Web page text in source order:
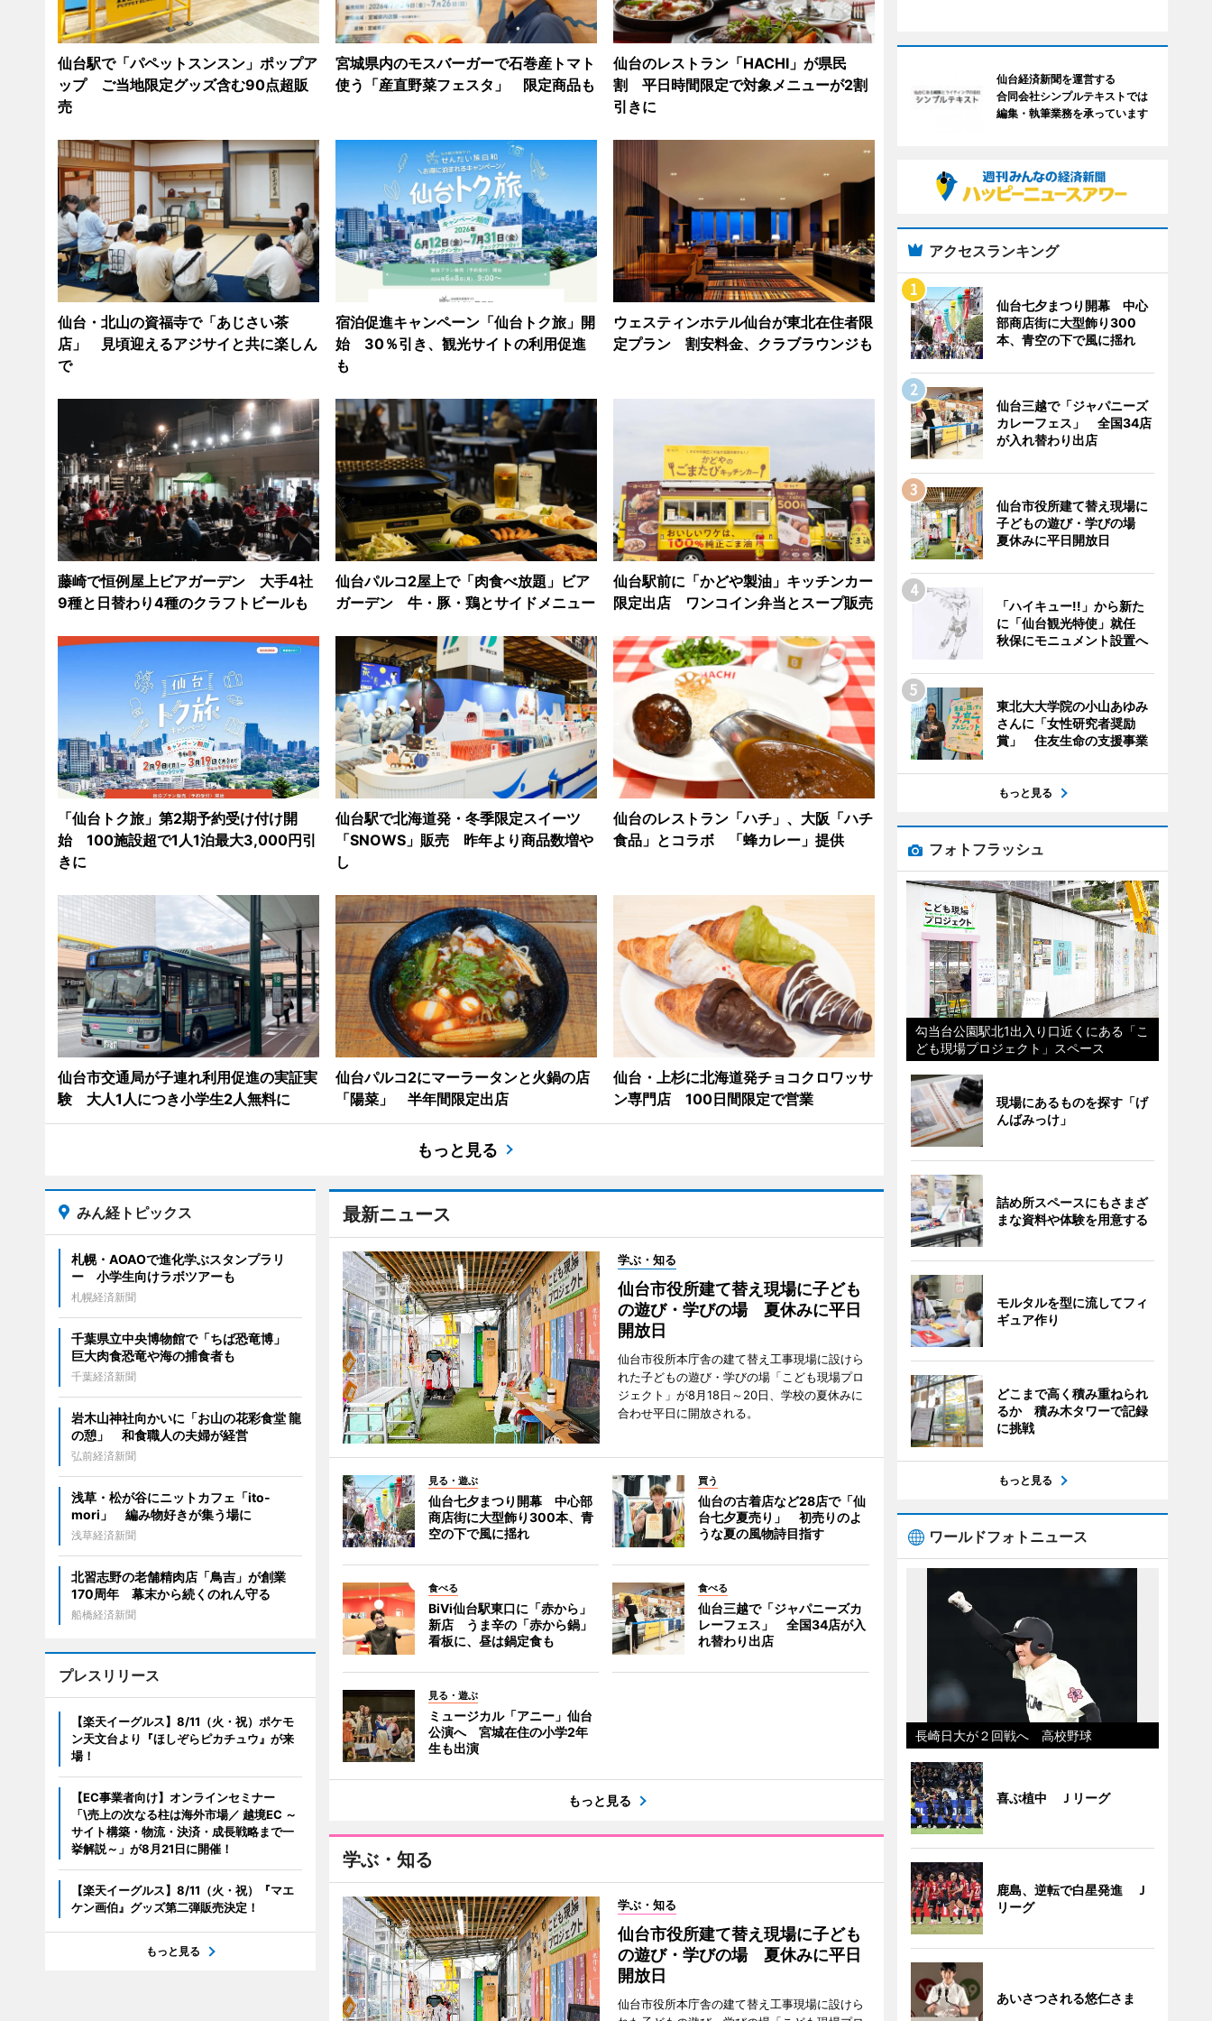
仙台駅で「パペットスンスン」ポップア
ップ ご当地限定グッズ含む90点超販
売
宮城県内のモスバーガーで石巻産トマト
使う「産直野菜フェスタ」 限定商品も
仙台のレストラン「HACHI」が県民
割 平日時間限定で対象メニューが2割
引きに
仙台・北山の資福寺で「あじさい茶
店」 見頃迎えるアジサイと共に楽しん
で
宿泊促進キャンペーン「仙台トク旅」開
始 30％引き、観光サイトの利用促進
も
ウェスティンホテル仙台が東北在住者限
定プラン 割安料金、クラブラウンジも
藤崎で恒例屋上ビアガーデン 大手4社
9種と日替わり4種のクラフトビールも
仙台パルコ2屋上で「肉食べ放題」ビア
ガーデン 牛・豚・鶏とサイドメニュー
仙台駅前に「かどや製油」キッチンカー
限定出店 ワンコイン弁当とスープ販売
「仙台トク旅」第2期予約受け付け開
始 100施設超で1人1泊最大3,000円引
きに
仙台駅で北海道発・冬季限定スイーツ
「SNOWS」販売 昨年より商品数増や
し
仙台のレストラン「ハチ」、大阪「ハチ
食品」とコラボ 「蜂カレー」提供
仙台市交通局が子連れ利用促進の実証実
験 大人1人につき小学生2人無料に
仙台パルコ2にマーラータンと火鍋の店
「陽菜」 半年間限定出店
仙台・上杉に北海道発チョコクロワッサ
ン専門店 100日間限定で営業
もっと見る
最新ニュース
学ぶ・知る
仙台市役所建て替え現場に子ども
の遊び・学びの場 夏休みに平日
開放日
仙台市役所本庁舎の建て替え工事現場に設けら
れた子どもの遊び・学びの場「こども現場プロ
ジェクト」が8月18日～20日、学校の夏休みに
合わせ平日に開放される。
見る・遊ぶ
仙台七夕まつり開幕 中心部
商店街に大型飾り300本、青
空の下で風に揺れ
買う
仙台の古着店など28店で「仙
台七夕夏売り」 初売りのよ
うな夏の風物詩目指す
食べる
BiVi仙台駅東口に「赤から」
新店 うま辛の「赤から鍋」
看板に、昼は鍋定食も
食べる
仙台三越で「ジャパニーズカ
レーフェス」 全国34店が入
れ替わり出店
見る・遊ぶ
ミュージカル「アニー」仙台
公演へ 宮城在住の小学2年
生も出演
もっと見る
学ぶ・知る
学ぶ・知る
仙台市役所建て替え現場に子ども
の遊び・学びの場 夏休みに平日
開放日
仙台市役所本庁舎の建て替え工事現場に設けら
みん経トピックス
札幌・AOAOで進化学ぶスタンプラリ
ー 小学生向けラボツアーも
札幌経済新聞
千葉県立中央博物館で「ちば恐竜博」
巨大肉食恐竜や海の捕食者も
千葉経済新聞
岩木山神社向かいに「お山の花彩食堂 龍
の憩」 和食職人の夫婦が経営
弘前経済新聞
浅草・松が谷にニットカフェ「ito-
mori」 編み物好きが集う場に
浅草経済新聞
北習志野の老舗精肉店「鳥吉」が創業
170周年 幕末から続くのれん守る
船橋経済新聞
プレスリリース
【楽天イーグルス】8/11（火・祝）ポケモ
ン天文台より『ほしぞらピカチュウ』が来
場！
【EC事業者向け】オンラインセミナー
「\売上の次なる柱は海外市場／ 越境EC ～
サイト構築・物流・決済・成長戦略まで一
挙解説～」が8月21日に開催！
【楽天イーグルス】8/11（火・祝）『マエ
ケン画伯』グッズ第二弾販売決定！
もっと見る
仙台経済新聞を運営する
合同会社シンプルテキストでは
編集・執筆業務を承っています
アクセスランキング
仙台七夕まつり開幕 中心
部商店街に大型飾り300
本、青空の下で風に揺れ
仙台三越で「ジャパニーズ
カレーフェス」 全国34店
が入れ替わり出店
仙台市役所建て替え現場に
子どもの遊び・学びの場
夏休みに平日開放日
「ハイキュー!!」から新た
に「仙台観光特使」就任
秋保にモニュメント設置へ
東北大大学院の小山あゆみ
さんに「女性研究者奨励
賞」 住友生命の支援事業
もっと見る
フォトフラッシュ
勾当台公園駅北1出入り口近くにある「こ
ども現場プロジェクト」スペース
現場にあるものを探す「げ
んばみっけ」
詰め所スペースにもさまざ
まな資料や体験を用意する
モルタルを型に流してフィ
ギュア作り
どこまで高く積み重ねられ
るか 積み木タワーで記録
に挑戦
もっと見る
ワールドフォトニュース
長崎日大が２回戦へ 高校野球
喜ぶ植中 Ｊリーグ
鹿島、逆転で白星発進 Ｊ
リーグ
あいさつされる悠仁さま